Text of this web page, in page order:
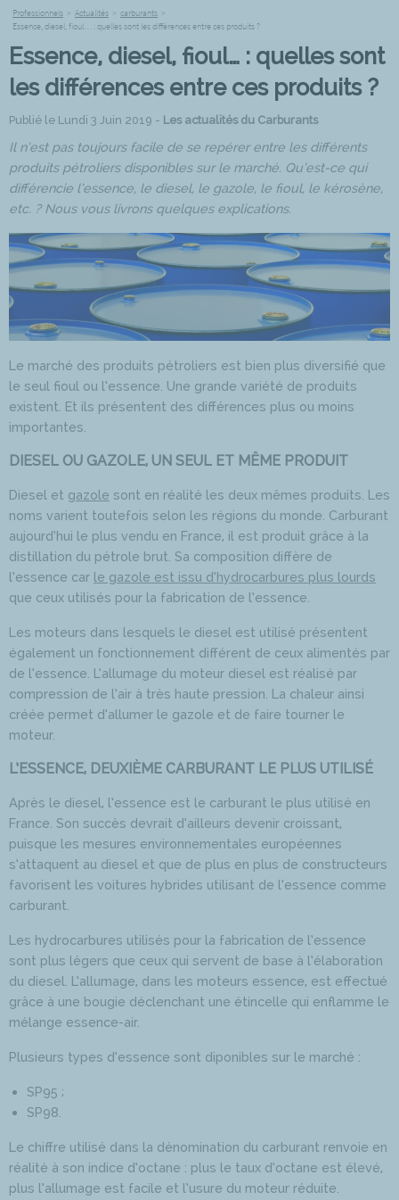
Professionnels > Actualités > carburants >
Essence, diesel, fioul… : quelles sont les différences entre ces produits ?
Essence, diesel, fioul… : quelles sont
les différences entre ces produits ?
Publié le Lundi 3 Juin 2019 - Les actualités du Carburants
Il n’est pas toujours facile de se repérer entre les différents
produits pétroliers disponibles sur le marché. Qu’est-ce qui
différencie l’essence, le diesel, le gazole, le fioul, le kérosène,
etc. ? Nous vous livrons quelques explications.
Le marché des produits pétroliers est bien plus diversifié que
le seul fioul ou l’essence. Une grande variété de produits
existent. Et ils présentent des différences plus ou moins
importantes.
DIESEL OU GAZOLE, UN SEUL ET MÊME PRODUIT
Diesel et gazole sont en réalité les deux mêmes produits. Les
noms varient toutefois selon les régions du monde. Carburant
aujourd’hui le plus vendu en France, il est produit grâce à la
distillation du pétrole brut. Sa composition diffère de
l’essence car le gazole est issu d’hydrocarbures plus lourds
que ceux utilisés pour la fabrication de l’essence.
Les moteurs dans lesquels le diesel est utilisé présentent
également un fonctionnement différent de ceux alimentés par
de l’essence. L’allumage du moteur diesel est réalisé par
compression de l’air à très haute pression. La chaleur ainsi
créée permet d’allumer le gazole et de faire tourner le
moteur.
L’ESSENCE, DEUXIÈME CARBURANT LE PLUS UTILISÉ
Après le diesel, l’essence est le carburant le plus utilisé en
France. Son succès devrait d’ailleurs devenir croissant,
puisque les mesures environnementales européennes
s’attaquent au diesel et que de plus en plus de constructeurs
favorisent les voitures hybrides utilisant de l’essence comme
carburant.
Les hydrocarbures utilisés pour la fabrication de l’essence
sont plus légers que ceux qui servent de base à l’élaboration
du diesel. L’allumage, dans les moteurs essence, est effectué
grâce à une bougie déclenchant une étincelle qui enflamme le
mélange essence-air.
Plusieurs types d’essence sont diponibles sur le marché :
SP95 ;
SP98.
Le chiffre utilisé dans la dénomination du carburant renvoie en
réalité à son indice d’octane : plus le taux d’octane est élevé,
plus l’allumage est facile et l’usure du moteur réduite.